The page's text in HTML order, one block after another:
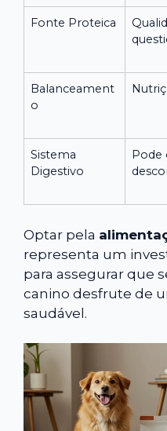
Fonte Proteica
Balanceament
o
Sistema
Digestivo
Pode
Optar pela
representa um
para assegurar que
canino desfrute de
saudável.